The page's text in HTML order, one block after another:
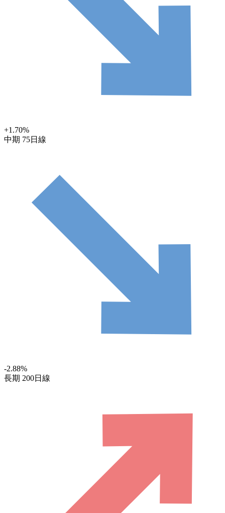
+1.70%
中期 75日線
-2.88%
長期 200日線